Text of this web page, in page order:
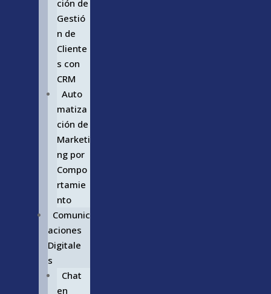
ción de
Gestió
n de
Cliente
s con
CRM
Auto
matiza
ción de
Marketi
ng por
Compo
rtamie
nto
Comunic
aciones
Digitale
s
Chat
en